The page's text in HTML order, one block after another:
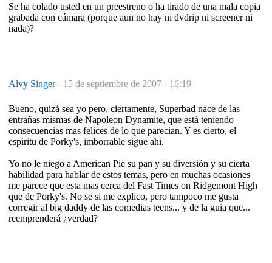
Se ha colado usted en un preestreno o ha tirado de una mala copia
grabada con cámara (porque aun no hay ni dvdrip ni screener ni
nada)?
Alvy Singer- 15 de septiembre de 2007 - 16:19
Bueno, quizá sea yo pero, ciertamente, Superbad nace de las
entrañas mismas de Napoleon Dynamite, que está teniendo
consecuencias mas felices de lo que parecian. Y es cierto, el
espiritu de Porky's, imborrable sigue ahi.
Yo no le niego a American Pie su pan y su diversión y su cierta
habilidad para hablar de estos temas, pero en muchas ocasiones
me parece que esta mas cerca del Fast Times on Ridgemont High
que de Porky's. No se si me explico, pero tampoco me gusta
corregir al big daddy de las comedias teens... y de la guia que...
reemprenderá ¿verdad?